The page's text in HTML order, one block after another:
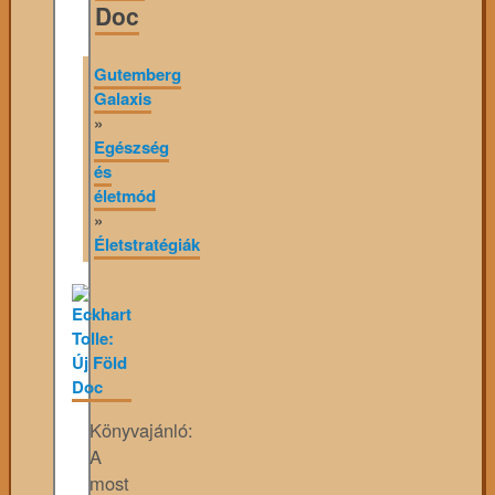
Doc
Gutemberg
Galaxis
»
Egészség
és
életmód
»
Életstratégiák
Könyvajánló:
A
most